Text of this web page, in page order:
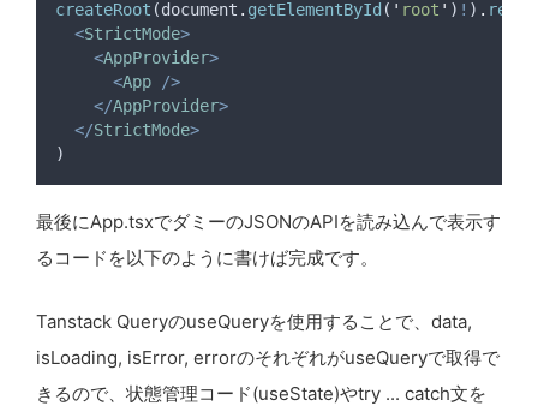
createRoot (document . getElementById ( ' root ' ) ! ) .
<StrictMode>
<AppProvider>
<App
/>
</AppProvider>
</StrictMode>
)
最後にApp.tsxでダミーのJSONのAPIを読み込んで表示す
るコードを以下のように書けば完成です。
Tanstack QueryのuseQueryを使用することで、data,
isLoading, isError, errorのそれぞれがuseQueryで取得で
きるので、状態管理コード(useState)やtry ... catch文を